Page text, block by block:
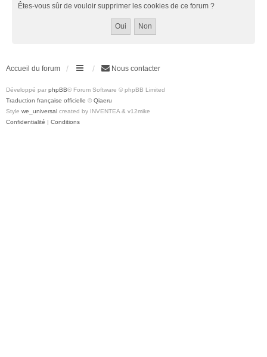
Êtes-vous sûr de vouloir supprimer les cookies de ce forum ?
Accueil du forum Nous contacter
Développé par phpBB® Forum Software © phpBB Limited
Traduction française officielle © Qiaeru
Style we_universal created by INVENTEA & v12mike
Confidentialité | Conditions